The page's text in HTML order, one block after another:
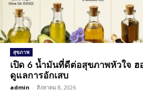
สุขภาพ
เปิด 6 น้ำมันที่ดีต่อสุขภาพหัวใจ ฮ
ดูแลการอักเสบ
admin - สิงหาคม 8, 2026